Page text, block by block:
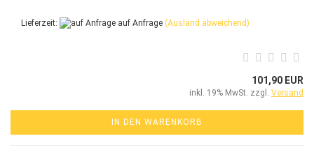
Lieferzeit: auf Anfrage (Ausland abweichend)
101,90 EUR
inkl. 19% MwSt. zzgl. Versand
IN DEN WARENKORB